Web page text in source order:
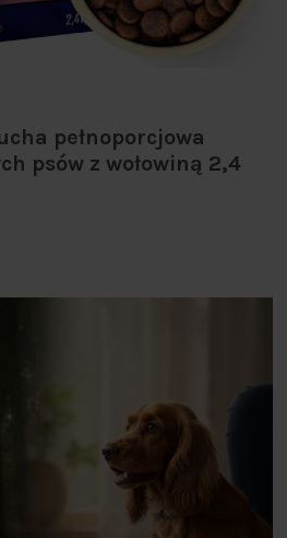
pełnoporcjowa
psów z wołowiną 2,4